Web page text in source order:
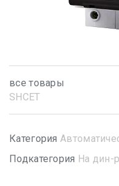
все товары
SHСET
Категория
Подкатегория На дин-